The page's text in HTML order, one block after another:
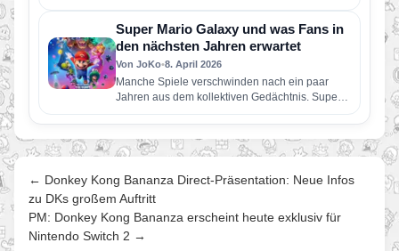
Berichten soll Nintendo bereits…
Super Mario Galaxy und was Fans in
den nächsten Jahren erwartet
Von JoKo•8. April 2026
Manche Spiele verschwinden nach ein paar
Jahren aus dem kollektiven Gedächtnis. Super
Mario Galaxy nicht. Erschienen im November…
← Donkey Kong Bananza Direct-Präsentation: Neue Infos
zu DKs großem Auftritt
PM: Donkey Kong Bananza erscheint heute exklusiv für
Nintendo Switch 2 →